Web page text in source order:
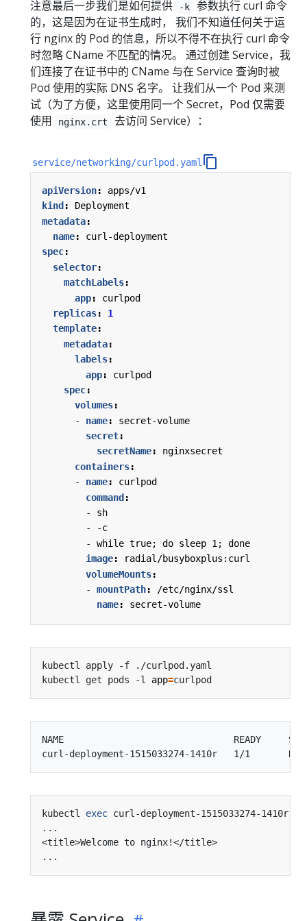
注意最后一步我们是如何提供 -k
参数执行 curl 命令
的，这是因为在证书生成时， 我们不知道任何关于运
行 nginx 的 Pod 的信息，所以不得不在执行 curl 命令
时忽略 CName 不匹配的情况。 通过创建 Service，我
们连接了在证书中的 CName 与在 Service 查询时被
Pod 使用的实际 DNS 名字。 让我们从一个 Pod 来测
试（为了方便，这里使用同一个 Secret，Pod 仅需要
使用
nginx.crt 去访问 Service）：
service/networking/curlpod.yaml
apiVersion:
apps/v1
kind :
Deployment
metadata:
name:
curl-deployment
spec:
selector:
matchLabels:
app:
curlpod
replicas:
1
template:
metadata:
labels:
app:
curlpod
spec:
volumes:
- name:
secret-volume
secret:
secretName:
nginxsecret
containers:
- name:
curlpod
command :
- sh
- -c
- while true; do sleep 1; done
image:
radial/busyboxplus:curl
volumeMounts:
- mountPath:
/etc/nginx/ssl
name: secret-volume
kubectl get pods -l app=
NAME                               READY     STATUS
kubectl exec